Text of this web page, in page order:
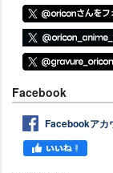
Facebook
Facebookアカ